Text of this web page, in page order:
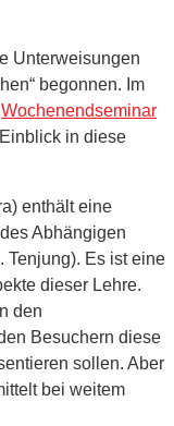
Unterweisungen
begonnen. Im
Wochenendseminar
in diese
enthält eine
Abhängigen
Tenjung). Es ist eine
dieser Lehre.
den
Besuchern diese
sollen. Aber
bei weitem